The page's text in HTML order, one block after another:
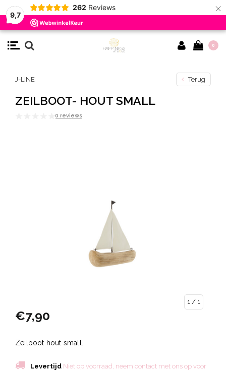
9,7
262 Reviews ×
0
J-LINE Terug
ZEILBOOT- HOUT SMALL
0 reviews
1 / 1
€7,90
Zeilboot hout small.
Levertijd Niet op voorraad, neem contact met ons op voor